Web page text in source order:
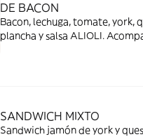
DE BACON
Bacon, lechuga, tomate, york,
plancha y salsa ALIOLI.
SANDWICH MIXTO
Sandwich jamón de york y